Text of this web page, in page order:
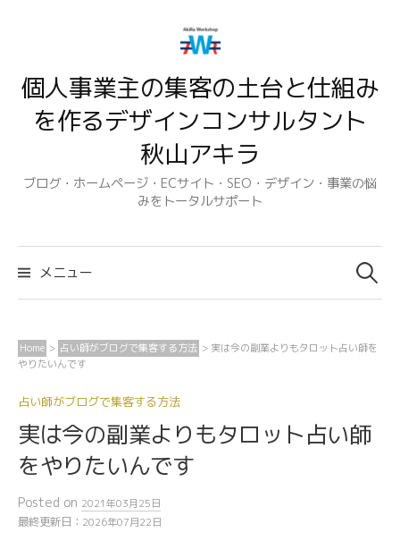
ン
キ
個人事業主の集客の土台と仕組み
を作るデザインコンサルタント
秋山アキラ
ブログ・ホームページ・ECサイト・SEO・デザイン・事業の悩
みをトータルサポート
メニュー
検
索:
Home > 占い師がブログで集客する方法 > 実は今の副業よりもタロット占い師を
やりたいんです
占い師がブログで集客する方法
実は今の副業よりもタロット占い師
をやりたいんです
Posted on 2021年03月25日
最終更新日： 2026年07月22日